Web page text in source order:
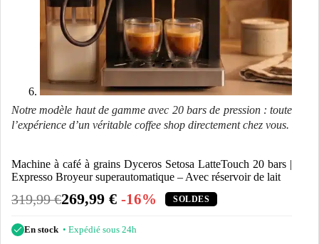
Notre modèle haut de gamme avec 20 bars de pression : toute
l’expérience d’un véritable coffee shop directement chez vous.
Machine à café à grains Dyceros Setosa LatteTouch 20 bars |
Expresso Broyeur superautomatique – Avec réservoir de lait
319,99€269,99 € -16% SOLDES
En stock • Expédié sous 24h